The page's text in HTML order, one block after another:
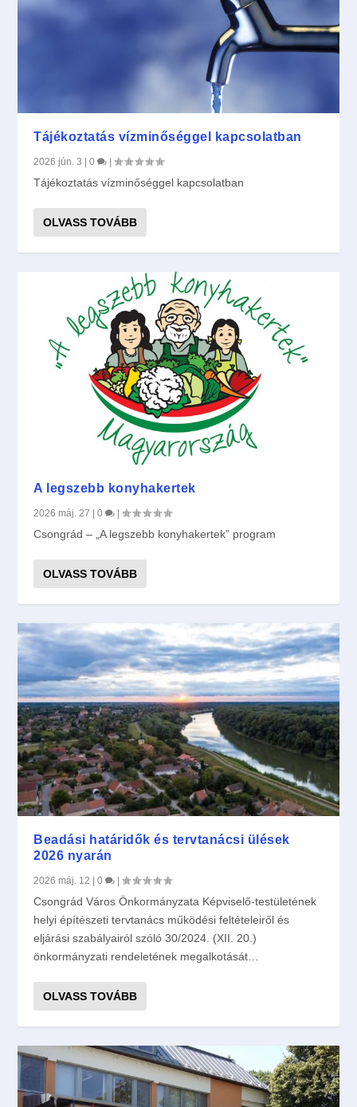
Tájékoztatás vízminőséggel kapcsolatban
2026 jún. 3 |0 |
Tájékoztatás vízminőséggel kapcsolatban
OLVASS TOVÁBB
A legszebb konyhakertek
2026 máj. 27 |0 |
Csongrád – „A legszebb konyhakertek” program
OLVASS TOVÁBB
Beadási határidők és tervtanácsi ülések
2026 nyarán
2026 máj. 12 |0 |
Csongrád Város Önkormányzata Képviselő-testületének
helyi építészeti tervtanács működési feltételeiről és
eljárási szabályairól szóló 30/2024. (XII. 20.)
önkormányzati rendeletének megalkotását…
OLVASS TOVÁBB